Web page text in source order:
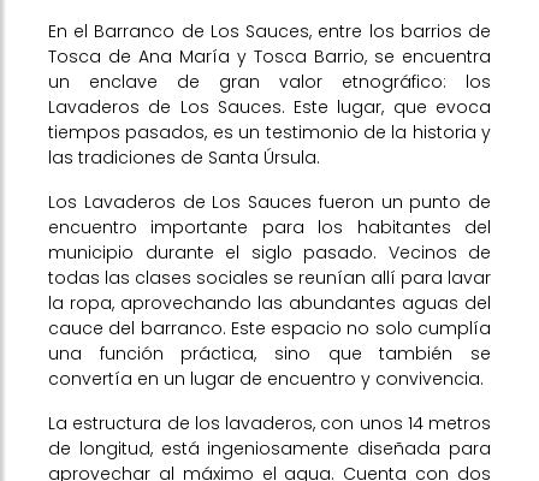
En el Barranco de Los Sauces, entre los barrios de
Tosca de Ana María y Tosca Barrio, se encuentra
un enclave de gran valor etnográfico: los
Lavaderos de Los Sauces. Este lugar, que evoca
tiempos pasados, es un testimonio de la historia y
las tradiciones de Santa Úrsula.
Los Lavaderos de Los Sauces fueron un punto de
encuentro importante para los habitantes del
municipio durante el siglo pasado. Vecinos de
todas las clases sociales se reunían allí para lavar
la ropa, aprovechando las abundantes aguas del
cauce del barranco. Este espacio no solo cumplía
una función práctica, sino que también se
convertía en un lugar de encuentro y convivencia.
La estructura de los lavaderos, con unos 14 metros
de longitud, está ingeniosamente diseñada para
aprovechar al máximo el agua. Cuenta con dos